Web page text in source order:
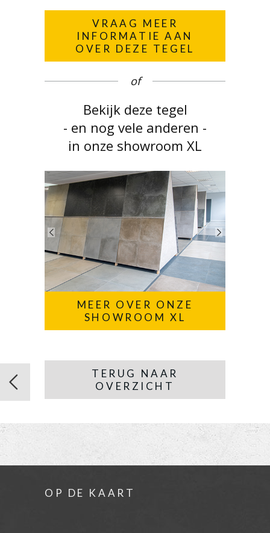
VRAAG MEER
INFORMATIE AAN
OVER DEZE TEGEL
of
Bekijk deze tegel
- en nog vele anderen -
in onze showroom XL
MEER OVER ONZE
SHOWROOM XL
TERUG NAAR
OVERZICHT
OP DE KAART